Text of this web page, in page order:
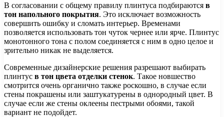
В согласовании с общему правилу плинтуса подбираются в
тон напольного покрытия. Это исключает возможность
совершить ошибку и сломать интерьер. Временами
позволяется использовать тон чуток чернее или ярче. Плинтус
монотонного тона с полом соединяется с ним в одно целое и
зрительно никак не выделяется.
Современные дизайнерские решения разрешают выбирать
плинтус в тон цвета отделки стенок. Такое новшество
смотрится очень органично также роскошно, в случае если
стены покрашены или заштукатурены в однородный цвет. В
случае если же стены оклеены пестрыми обоями, такой
вариант не подойдет.